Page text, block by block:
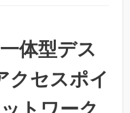
体型デス
クセスポイ